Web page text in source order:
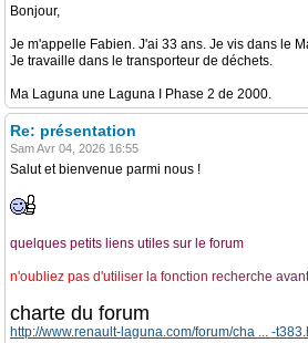
Bonjour,
Je m'appelle Fabien. J'ai 33 ans. Je vis dans le
Je travaille dans le transporteur de déchets.
Ma Laguna une Laguna I Phase 2 de 2000.
Re: présentation
Sam Avr 04, 2026 16:55
Salut et bienvenue parmi nous !
quelques petits liens utiles sur le forum
n'oub iez pas d'uti iser a fonction recherche avant
charte du forum
http://www.renault-laguna.com/forum/cha ... -